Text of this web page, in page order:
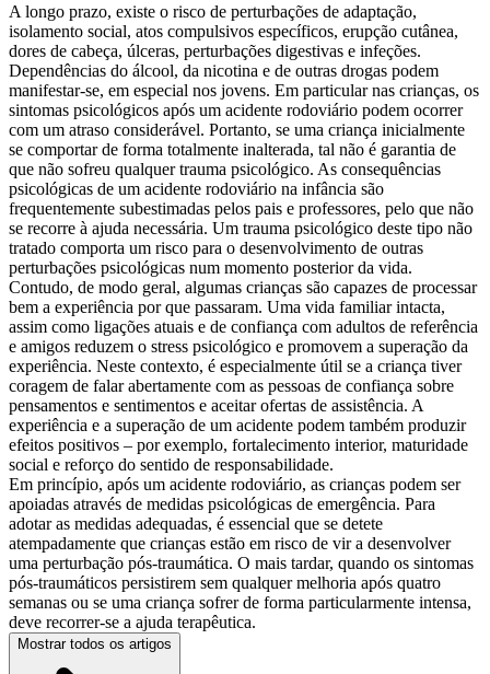
A longo prazo, existe o risco de perturbações de adaptação,
isolamento social, atos compulsivos específicos, erupção cutânea,
dores de cabeça, úlceras, perturbações digestivas e infeções.
Dependências do álcool, da nicotina e de outras drogas podem
manifestar-se, em especial nos jovens. Em particular nas crianças, os
sintomas psicológicos após um acidente rodoviário podem ocorrer
com um atraso considerável. Portanto, se uma criança inicialmente
se comportar de forma totalmente inalterada, tal não é garantia de
que não sofreu qualquer trauma psicológico. As consequências
psicológicas de um acidente rodoviário na infância são
frequentemente subestimadas pelos pais e professores, pelo que não
se recorre à ajuda necessária. Um trauma psicológico deste tipo não
tratado comporta um risco para o desenvolvimento de outras
perturbações psicológicas num momento posterior da vida.
Contudo, de modo geral, algumas crianças são capazes de processar
bem a experiência por que passaram. Uma vida familiar intacta,
assim como ligações atuais e de confiança com adultos de referência
e amigos reduzem o stress psicológico e promovem a superação da
experiência. Neste contexto, é especialmente útil se a criança tiver
coragem de falar abertamente com as pessoas de confiança sobre
pensamentos e sentimentos e aceitar ofertas de assistência. A
experiência e a superação de um acidente podem também produzir
efeitos positivos – por exemplo, fortalecimento interior, maturidade
social e reforço do sentido de responsabilidade.
Em princípio, após um acidente rodoviário, as crianças podem ser
apoiadas através de medidas psicológicas de emergência. Para
adotar as medidas adequadas, é essencial que se detete
atempadamente que crianças estão em risco de vir a desenvolver
uma perturbação pós-traumática. O mais tardar, quando os sintomas
pós-traumáticos persistirem sem qualquer melhoria após quatro
semanas ou se uma criança sofrer de forma particularmente intensa,
deve recorrer-se a ajuda terapêutica.
Mostrar todos os artigos